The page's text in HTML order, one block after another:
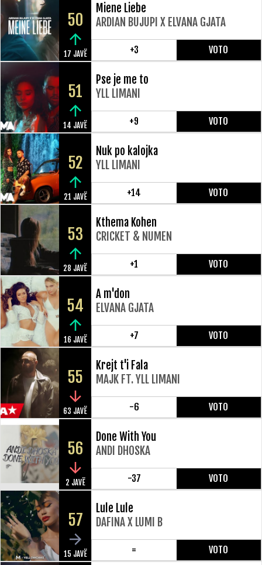
50
17 JAVË
Miene Liebe
ARDIAN BUJUPI X ELVANA GJATA
+3 VOTO
51
14 JAVË
Pse je me to
YLL LIMANI
+9 VOTO
52
21 JAVË
Nuk po kalojka
YLL LIMANI
+14 VOTO
53
28 JAVË
Kthema Kohen
CRICKET & NUMEN
+1 VOTO
54
16 JAVË
A m'don
ELVANA GJATA
+7 VOTO
55
63 JAVË
Krejt t'i Fala
MAJK FT. YLL LIMANI
-6 VOTO
56
2 JAVË
Done With You
ANDI DHOSKA
-37 VOTO
57
15 JAVË
Lule Lule
DAFINA X LUMI B
= VOTO